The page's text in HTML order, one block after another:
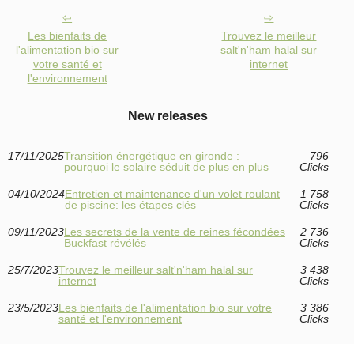
Les bienfaits de
l'alimentation bio sur
votre santé et
l'environnement
Trouvez le meilleur
salt'n'ham halal sur
internet
New releases
17/11/2025Transition énergétique en gironde :
pourquoi le solaire séduit de plus en plus
796
Clicks
04/10/2024Entretien et maintenance d'un volet roulant
de piscine: les étapes clés
1 758
Clicks
09/11/2023Les secrets de la vente de reines fécondées
Buckfast révélés
2 736
Clicks
25/7/2023Trouvez le meilleur salt'n'ham halal sur
internet
3 438
Clicks
23/5/2023Les bienfaits de l'alimentation bio sur votre
santé et l'environnement
3 386
Clicks